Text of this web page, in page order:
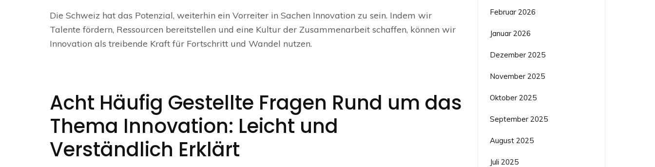
Die Schweiz hat das Potenzial, weiterhin ein Vorreiter in Sachen Innovation zu sein. Indem wir
Talente fördern, Ressourcen bereitstellen und eine Kultur der Zusammenarbeit schaffen, können wir
Innovation als treibende Kraft für Fortschritt und Wandel nutzen.
Acht Häufig Gestellte Fragen Rund um das
Thema Innovation: Leicht und
Verständlich Erklärt
Februar 2026
Januar 2026
Dezember 2025
November 2025
Oktober 2025
September 2025
August 2025
Juli 2025